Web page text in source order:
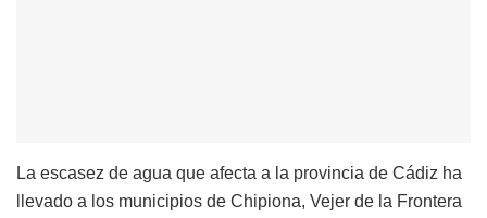
La escasez de agua que afecta a la provincia de Cádiz ha
llevado a los municipios de Chipiona, Vejer de la Frontera